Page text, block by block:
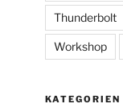
Thunderbolt
Workshop
KATEGORIEN